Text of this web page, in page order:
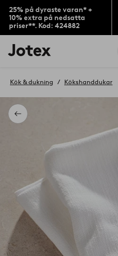
25% på dyraste varan* +
10% extra på nedsatta
priser**. Kod: 424882
Jotex
logotyp
till
Tillbaka
Kök & dukning Kökshanddukar